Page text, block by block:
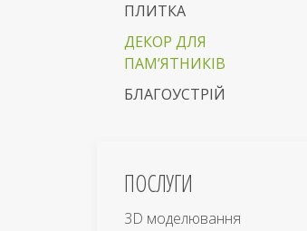
ПЛИТКА
ДЕКОР ДЛЯ
ПАМ’ЯТНИКІВ
БЛАГОУСТРІЙ
ПОСЛУГИ
3D моделювання